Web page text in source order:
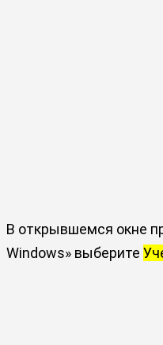
В открывшемся окне
Windows» выберите